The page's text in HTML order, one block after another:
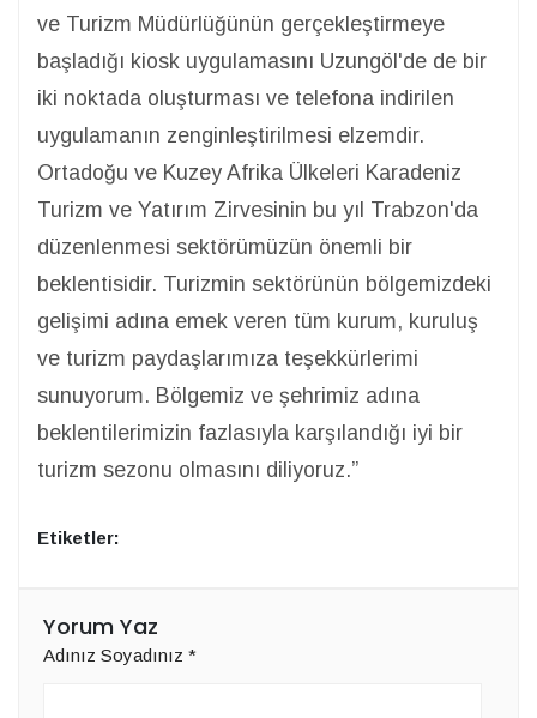
ve Turizm Müdürlüğünün gerçekleştirmeye
başladığı kiosk uygulamasını Uzungöl'de de bir
iki noktada oluşturması ve telefona indirilen
uygulamanın zenginleştirilmesi elzemdir.
Ortadoğu ve Kuzey Afrika Ülkeleri Karadeniz
Turizm ve Yatırım Zirvesinin bu yıl Trabzon'da
düzenlenmesi sektörümüzün önemli bir
beklentisidir. Turizmin sektörünün bölgemizdeki
gelişimi adına emek veren tüm kurum, kuruluş
ve turizm paydaşlarımıza teşekkürlerimi
sunuyorum. Bölgemiz ve şehrimiz adına
beklentilerimizin fazlasıyla karşılandığı iyi bir
turizm sezonu olmasını diliyoruz.”
Etiketler:
Yorum Yaz
Adınız Soyadınız *